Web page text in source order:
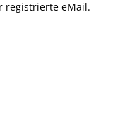
registrierte eMail.